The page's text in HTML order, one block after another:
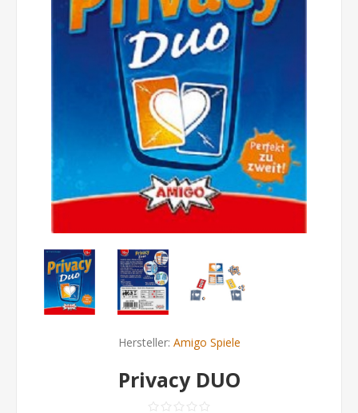
Hersteller: Amigo Spiele
Privacy DUO